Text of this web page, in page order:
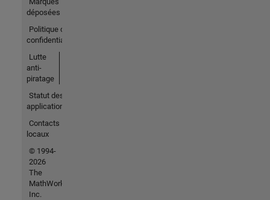
déposées
Politique de
confidentialité
Lutte
anti-
piratage
Statut des
applications
Contacts
locaux
© 1994-
2026
The
MathWorks,
Inc.